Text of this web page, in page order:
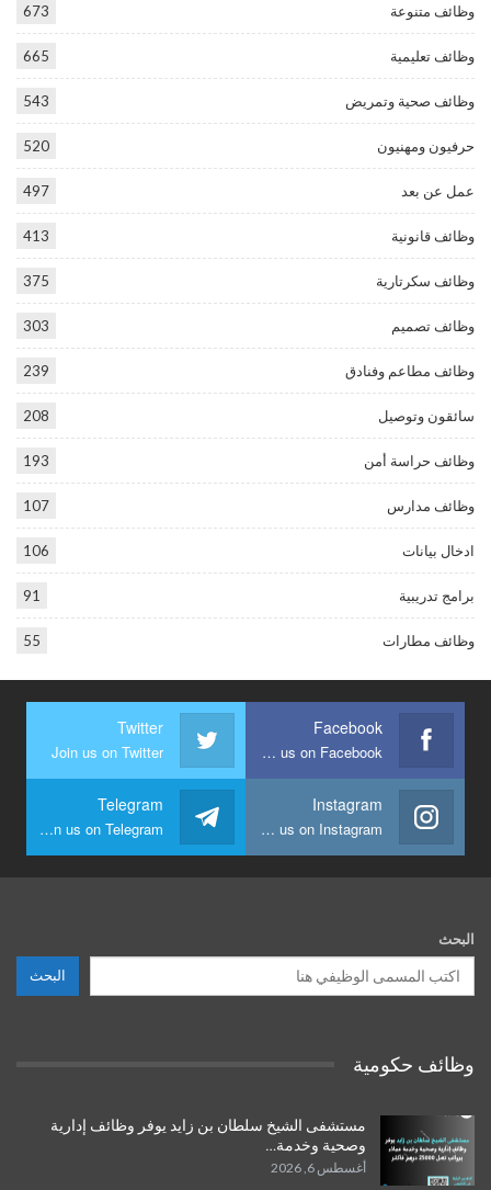
وظائف متنوعة 673
وظائف تعليمية 665
وظائف صحية وتمريض 543
حرفيون ومهنيون 520
عمل عن بعد 497
وظائف قانونية 413
وظائف سكرتارية 375
وظائف تصميم 303
وظائف مطاعم وفنادق 239
سائقون وتوصيل 208
وظائف حراسة أمن 193
وظائف مدارس 107
ادخال بيانات 106
برامج تدريبية 91
وظائف مطارات 55
Facebook
Join us on Facebook
Twitter
Join us on Twitter
Instagram
Join us on Instagram
Telegram
Join us on Telegram
البحث
البحث
وظائف حكومية
مستشفى الشيخ سلطان بن زايد يوفر وظائف إدارية
وصحية وخدمة…
أغسطس 6, 2026